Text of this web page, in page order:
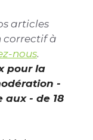
articles
correctif à
nous.
pour la
-
aux - de 18